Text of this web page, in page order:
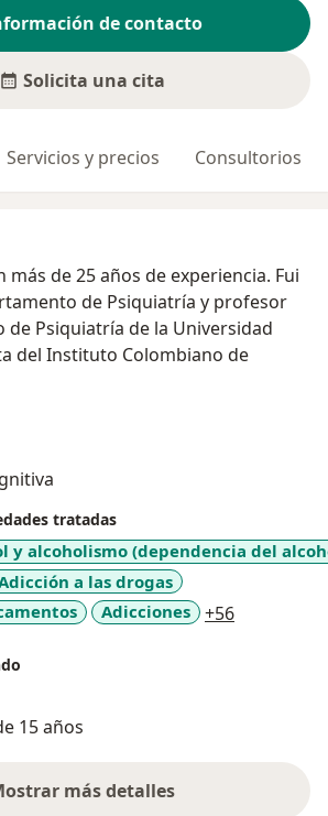
de contacto
Solicita una cita
Servicios y precios Consultorios
más de 25 años de experiencia. Fui
de Psiquiatría y profesor
Psiquiatría de la Universidad
del Instituto Colombiano de
tratadas
y alcoholismo (dependencia del
a las drogas
Adicciones +56
15 años
más detalles
sobre la experiencia